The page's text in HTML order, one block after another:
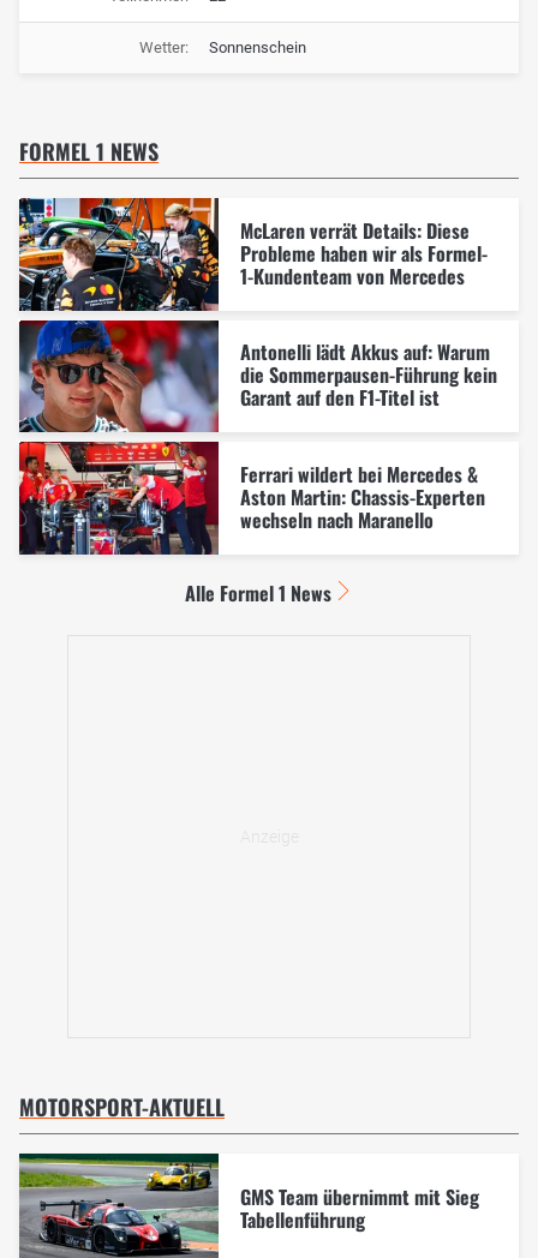
Wetter: Sonnenschein
FORMEL 1 NEWS
McLaren verrät Details: Diese
Probleme haben wir als Formel-
1-Kundenteam von Mercedes
Antonelli lädt Akkus auf: Warum
die Sommerpausen-Führung kein
Garant auf den F1-Titel ist
Ferrari wildert bei Mercedes &
Aston Martin: Chassis-Experten
wechseln nach Maranello
Alle Formel 1 News
MOTORSPORT-AKTUELL
GMS Team übernimmt mit Sieg
Tabellenführung